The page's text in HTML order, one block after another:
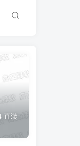
直装